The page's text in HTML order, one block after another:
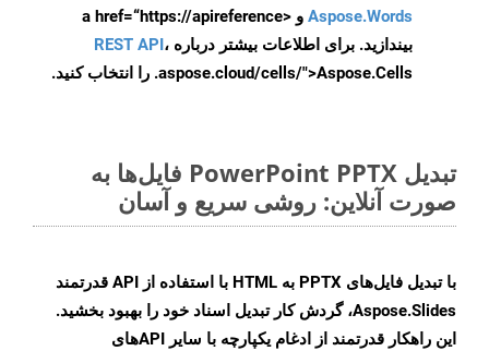
Aspose.Words
و <a href=“https://apireference
بیندازید. برای اطلاعات بیشتر درباره REST API،
.aspose.cloud/cells/">Aspose.Cells را انتخاب کنید.
تبدیل PowerPoint PPTX فایل‌ها به
صورت آنلاین: روشی سریع و آسان
با تبدیل فایل‌های PPTX به HTML با استفاده از API قدرتمند
Aspose.Slides، گردش کار تبدیل اسناد خود را بهبود بخشید.
این راهکار قدرتمند از ادغام یکپارچه با سایر APIهای